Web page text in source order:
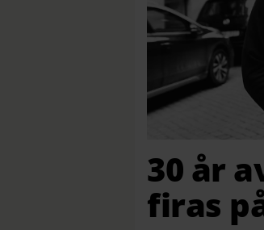
30 år
firas